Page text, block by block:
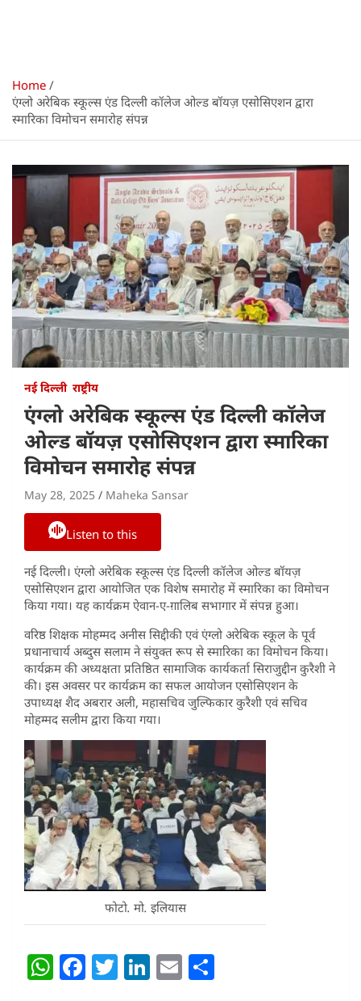
Home
एंग्लो अरेबिक स्कूल्स एंड दिल्ली कॉलेज ओल्ड बॉयज़ एसोसिएशन द्वारा
स्मारिका विमोचन समारोह संपन्न
नई दिल्ली राष्ट्रीय
एंग्लो अरेबिक स्कूल्स एंड दिल्ली कॉलेज
ओल्ड बॉयज़ एसोसिएशन द्वारा स्मारिका
विमोचन समारोह संपन्न
May 28, 2025 Maheka Sansar
Listen to this
नई दिल्ली। एंग्लो अरेबिक स्कूल्स एंड दिल्ली कॉलेज ओल्ड बॉयज़
एसोसिएशन द्वारा आयोजित एक विशेष समारोह में स्मारिका का विमोचन
किया गया। यह कार्यक्रम ऐवान-ए-ग़ालिब सभागार में संपन्न हुआ।
वरिष्ठ शिक्षक मोहम्मद अनीस सिद्दीकी एवं एंग्लो अरेबिक स्कूल के पूर्व
प्रधानाचार्य अब्दुस सलाम ने संयुक्त रूप से स्मारिका का विमोचन किया।
कार्यक्रम की अध्यक्षता प्रतिष्ठित सामाजिक कार्यकर्ता सिराजुद्दीन कुरैशी ने
की। इस अवसर पर कार्यक्रम का सफल आयोजन एसोसिएशन के
उपाध्यक्ष शैद अबरार अली, महासचिव जुल्फिकार कुरैशी एवं सचिव
मोहम्मद सलीम द्वारा किया गया।
फोटो. मो. इलियास
W F T Li E